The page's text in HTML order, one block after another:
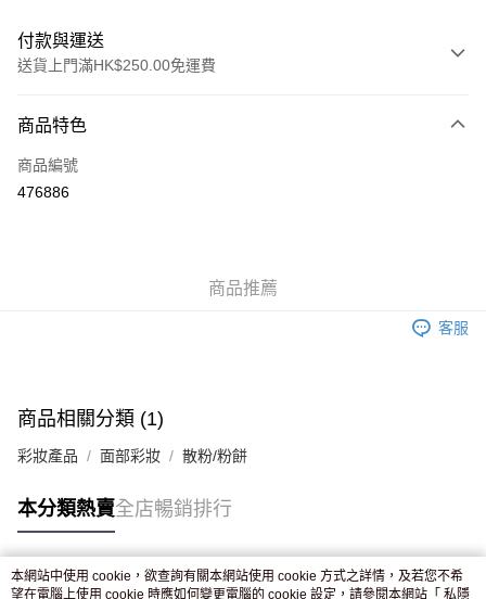
付款與運送
送貨上門滿HK$250.00免運費
信用卡
Apple Pay
商品特色
商品編號
476886
商品推薦
客服
商品相關分類 (1)
彩妝產品 面部彩妝 散粉/粉餅
本分類熱賣全店暢銷排行
熱門標籤
本網站中使用 cookie，欲查詢有關本網站使用 cookie 方式之詳情，及若您不希
望在電腦上使用 cookie 時應如何變更電腦的 cookie 設定，請參閱本網站「 私隱